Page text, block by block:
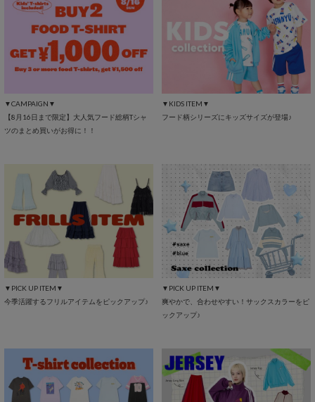
▼CAMPAIGN▼
【8月16日まで限定】大人気フード総柄Tシャ
ツのまとめ買いがお得に！！
▼KIDS ITEM▼
フード柄シリーズにキッズサイズが登場♪
▼PICK UP ITEM▼
今季活躍するフリルアイテムをピックアップ♪
▼PICK UP ITEM▼
爽やかで、合わせやすい！サックスカラーをピ
ックアップ♪